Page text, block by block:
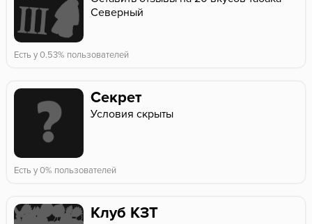
Северный
Есть у 0.53% пользователей
Секрет
Условия скрыты
Есть у 0% пользователей
Клуб КЗТ